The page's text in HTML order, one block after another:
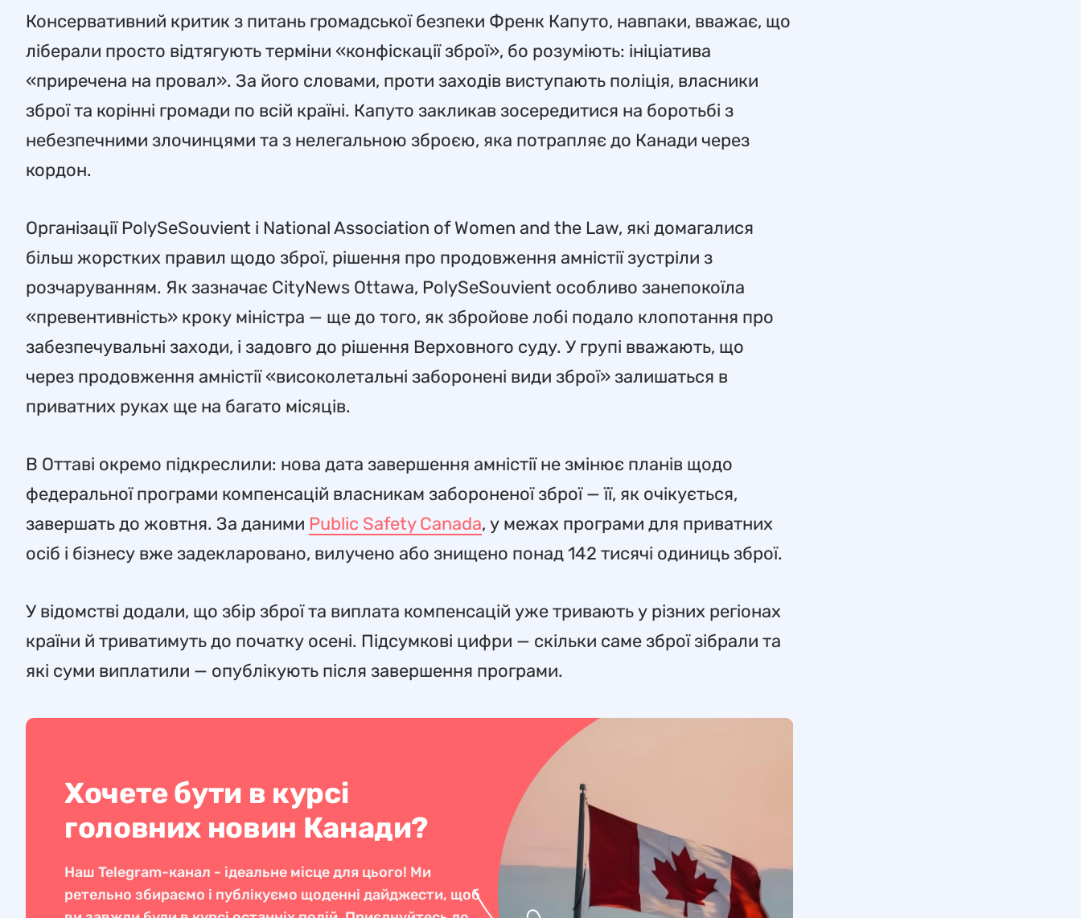
Консервативний критик з питань громадської безпеки Френк Капуто, навпаки, вважає, що
ліберали просто відтягують терміни «конфіскації зброї», бо розуміють: ініціатива
«приречена на провал». За його словами, проти заходів виступають поліція, власники
зброї та корінні громади по всій країні. Капуто закликав зосередитися на боротьбі з
небезпечними злочинцями та з нелегальною зброєю, яка потрапляє до Канади через
кордон.
Організації PolySeSouvient і National Association of Women and the Law, які домагалися
більш жорстких правил щодо зброї, рішення про продовження амністії зустріли з
розчаруванням. Як зазначає CityNews Ottawa, PolySeSouvient особливо занепокоїла
«превентивність» кроку міністра — ще до того, як збройове лобі подало клопотання про
забезпечувальні заходи, і задовго до рішення Верховного суду. У групі вважають, що
через продовження амністії «високолетальні заборонені види зброї» залишаться в
приватних руках ще на багато місяців.
В Оттаві окремо підкреслили: нова дата завершення амністії не змінює планів щодо
федеральної програми компенсацій власникам забороненої зброї — її, як очікується,
завершать до жовтня. За даними Public Safety Canada, у межах програми для приватних
осіб і бізнесу вже задекларовано, вилучено або знищено понад 142 тисячі одиниць зброї.
У відомстві додали, що збір зброї та виплата компенсацій уже тривають у різних регіонах
країни й триватимуть до початку осені. Підсумкові цифри — скільки саме зброї зібрали та
які суми виплатили — опублікують після завершення програми.
Хочете бути в курсі
головних новин Канади?
Наш Telegram-канал - ідеальне місце для цього! Ми
ретельно збираємо і публікуємо щоденні дайджести, щоб